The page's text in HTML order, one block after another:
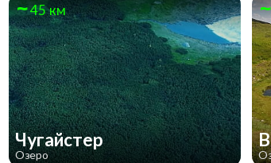
45 км
Чугайстер
Озеро